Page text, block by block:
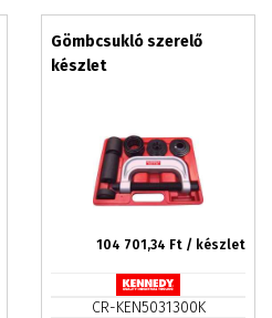
Gömbcsukló szerelő
készlet
104 701,34 Ft / készlet
CR-KEN5031300K